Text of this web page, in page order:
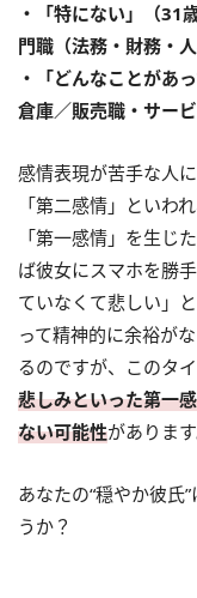
・「特にない」（31
門職（法務・財務・
・「どんなことがあ
倉庫／販売職・サービ
感情表現が苦手な人
「第二感情」といわ
「第一感情」を生じ
ば彼女にスマホを勝
ていなくて悲しい」
って精神的に余裕が
るのですが、このタ
悲しみといった第一
ない可能性があります
あなたの“穏やか彼氏
うか？